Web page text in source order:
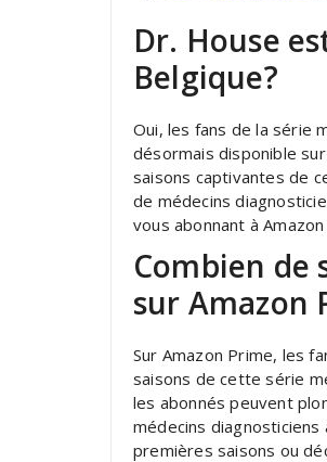
Dr. House
Belgique?
Oui, les fans de la série
désormais disponible
saisons captivantes de
de médecins
vous abonnant à
Combien de
sur Amazon
Sur Amazon Prime, les
saisons de cette série
les abonnés peuvent
médecins diagnosticiens
premières saisons ou